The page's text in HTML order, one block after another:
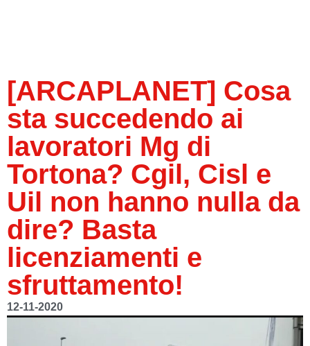
[ARCAPLANET] Cosa
sta succedendo ai
lavoratori Mg di
Tortona? Cgil, Cisl e
Uil non hanno nulla da
dire? Basta
licenziamenti e
sfruttamento!
12-11-2020